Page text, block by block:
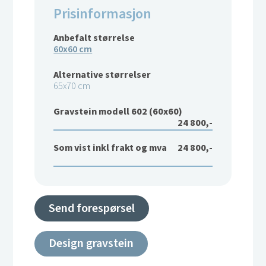
Prisinformasjon
Anbefalt størrelse
60x60 cm
Alternative størrelser
65x70 cm
Gravstein modell 602 (60x60)
24 800,-
Som vist inkl frakt og mva
24 800,-
Send forespørsel
Design gravstein